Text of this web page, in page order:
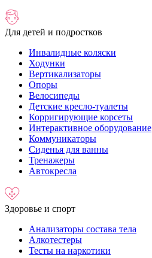
Для детей и подростков
Инвалидные коляски
Ходунки
Вертикализаторы
Опоры
Велосипеды
Детские кресло-туалеты
Корригирующие корсеты
Интерактивное оборудование
Коммуникаторы
Сиденья для ванны
Тренажеры
Автокресла
Здоровье и спорт
Анализаторы состава тела
Алкотестеры
Тесты на наркотики